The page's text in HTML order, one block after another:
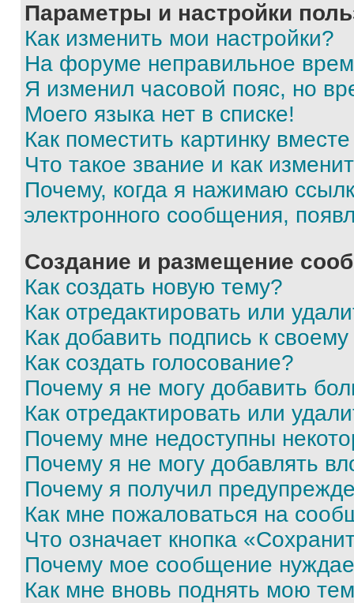
Параметры и настройки
Как изменить мои настройки?
На форуме неправильное
Я изменил часовой пояс, но
Моего языка нет в списке!
Как поместить картинку
Что такое звание и как
Почему, когда я нажимаю
электронного сообщения,
Создание и размещение
Как создать новую тему?
Как отредактировать или
Как добавить подпись к
Как создать голосование?
Почему я не могу добавить
Как отредактировать или
Почему мне недоступны
Почему я не могу добавлять
Почему я получил
Как мне пожаловаться на
Что означает кнопка
Почему мое сообщение
Как мне вновь поднять мою